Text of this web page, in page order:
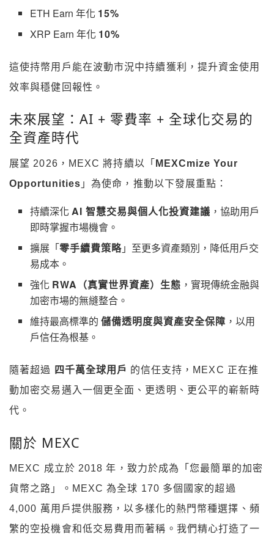
ETH Earn 年化 15%
XRP Earn 年化 10%
這使持幣用戶能在波動市況中持續獲利，提升資金使用
效率與穩健回報性。
未來展望：AI + 零費率 + 全球化交易的
全資產時代
展望 2026，MEXC 將持續以「 MEXCmize Your
Opportunities 」為使命，推動以下發展重點：
持續深化AI 智慧交易與個人化投資建議 ，協助用戶
即時掌握市場機會。
擴展「零手續費策略」至更多資產類別，降低用戶交
易成本。
強化 RWA（真實世界資產）生態 ，實現傳統金融與
加密市場的無縫整合。
維持最高標準的儲備透明度與資產安全保障 ，以用
戶信任為根基。
隨著超過 四千萬全球用戶 的信任支持，MEXC 正在推
動加密交易邁入一個更全面、更透明、更公平的嶄新時
代。
關於 MEXC
MEXC 成立於 2018 年，致力於成為「您最簡單的加密
貨幣之路」。MEXC 為全球 170 多個國家的超過
4,000 萬用戶提供服務，以多樣化的熱門幣種選擇、頻
繁的空投機會和低交易費用而著稱。我們精心打造了一